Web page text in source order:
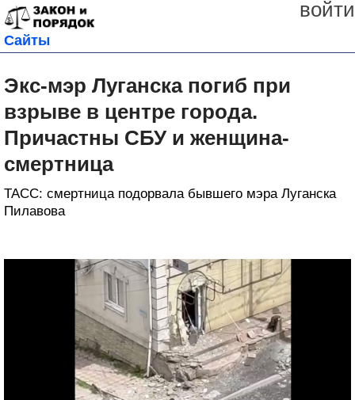
войти
Сайты
Экс-мэр Луганска погиб при
взрыве в центре города.
Причастны СБУ и женщина-
смертница
ТАСС: смертница подорвала бывшего мэра Луганска
Пилавова